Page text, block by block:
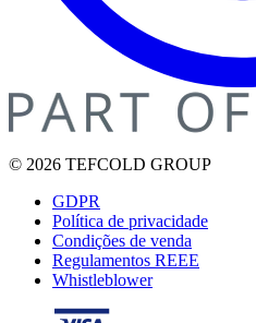
© 2026 TEFCOLD GROUP
GDPR
Política de privacidade
Condições de venda
Regulamentos REEE
Whistleblower